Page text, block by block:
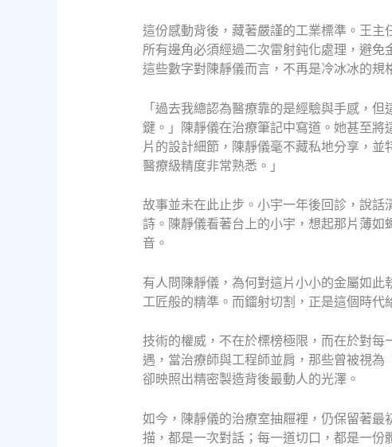
這份感動背後，藏著嚴謹的工業標準。王主
所有邊角必須經過二次雷射鈍化處理，避免
這些數字對陳靜儀而言，不再是冷冰冰的規
「過去我總認為醫療靠的是經驗與手感，
鍵。」陳靜儀在治療筆記中寫道。她甚至
片的設計細節，陳靜儀毫不藏私地分享，
醫療級精度非常熟悉。」
故事並未在此止步。小宇一年後回診，說
詩。陳靜儀看著台上的小宇，想起那片薄
音。
有人問陳靜儀，為何對這片小小的金屬如
工匠般的精準。而鐳射切割，正是這個時代
技術的權威，不在於標榜極限，而在於對
遇，當治療師與工程師並肩，那些曾被視為
卻映照出精密製造背後最動人的光澤。
如今，陳靜儀的治療室抽屜裡，仍保留著
描，都是一次對話；每一道切口，都是一